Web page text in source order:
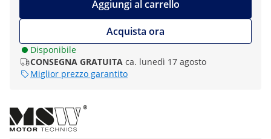
Aggiungi al carrello
Acquista ora
Disponibile
CONSEGNA GRATUITA ca. lunedì 17 agosto
Miglior prezzo garantito